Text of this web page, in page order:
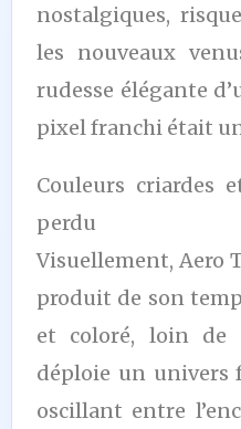
nostalgiques,
les nouveaux
rudesse élégante
pixel franchi était
Couleurs criardes
perdu
Visuellement, Aero
produit de son
et coloré, loin de
déploie un univers
oscillant entre